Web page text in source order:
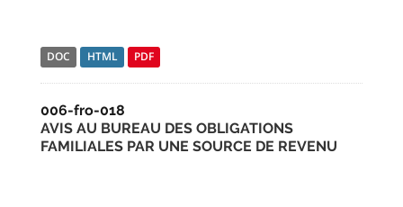
DOC HTML PDF
006-fro-018
AVIS AU BUREAU DES OBLIGATIONS
FAMILIALES PAR UNE SOURCE DE REVENU